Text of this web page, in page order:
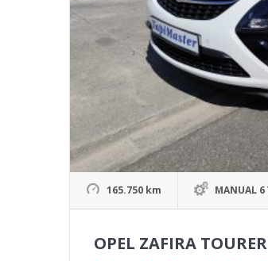
165.750 km MANUAL 6
OPEL ZAFIRA